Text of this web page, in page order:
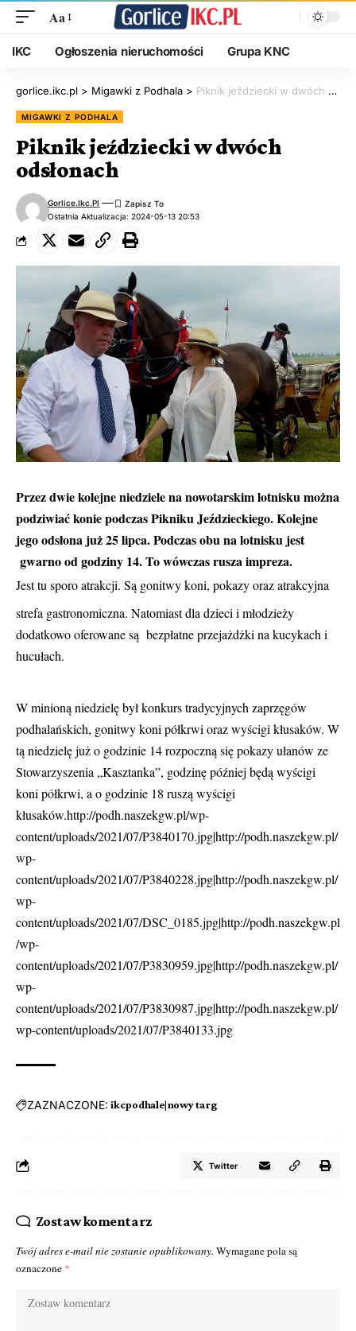
Aa
IKC Ogłoszenia nieruchomości Grupa KNC
gorlice.ikc.pl > Migawki z Podhala > Piknik jeździecki w dwóch odsłonach
MIGAWKI Z PODHALA
Piknik jeździecki w dwóch
odsłonach
Ostatnia Aktualizacja: 2024-05-13 20:53
Gorlice.ikc.pl
Przez dwie kolejne niedziele na nowotarskim lotnisku można
podziwiać konie podczas Pikniku Jeździeckiego. Kolejne
jego odsłona już 25 lipca.Podczas obu na lotnisku jest
gwarno od godziny 14. To wówczas rusza impreza.
Jest tu sporo atrakcji. Są gonitwy koni, pokazy oraz atrakcyjna
strefa gastronomiczna. Natomiast dla dzieci i młodzieży
dodatkowo oferowane są bezpłatne przejażdżki na kucykach i
hucułach.
W minioną niedzielę był konkurs tradycyjnych zaprzęgów
podhalańskich, gonitwy koni półkrwi oraz wyścigi kłusaków. W
tą niedzielę już o godzinie 14 rozpoczną się pokazy ułanów ze
Stowarzyszenia „Kasztanka”, godzinę później będą wyścigi
koni półkrwi, a o godzinie 18 ruszą wyścigi
kłusaków.http://podh.naszekgw.pl/wp-
content/uploads/2021/07/P3840170.jpg|http://podh.naszekgw.pl/
wp-
content/uploads/2021/07/P3840228.jpg|http://podh.naszekgw.pl/
wp-
content/uploads/2021/07/DSC_0185.jpg|http://podh.naszekgw.pl
/wp-
content/uploads/2021/07/P3830959.jpg|http://podh.naszekgw.pl/
wp-
content/uploads/2021/07/P3830987.jpg|http://podh.naszekgw.pl/
wp-content/uploads/2021/07/P3840133.jpg
ZAZNACZONE: ikcpodhale|nowy targ
Twitter
Zostaw komentarz
Twój adres e-mail nie zostanie opublikowany. Wymagane pola są
oznaczone *